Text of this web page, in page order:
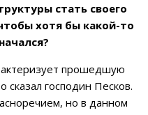
стать своего
хотя бы какой-то
прошедшую
господин Песков.
но в данном